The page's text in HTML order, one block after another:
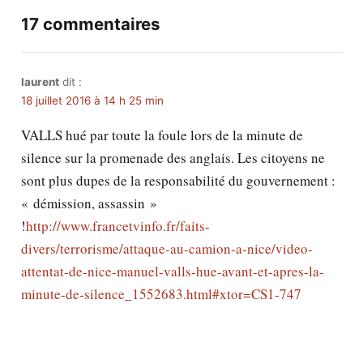
17 commentaires
laurent dit :
18 juillet 2016 à 14 h 25 min
VALLS hué par toute la foule lors de la minute de
silence sur la promenade des anglais. Les citoyens ne
sont plus dupes de la responsabilité du gouvernement :
« démission, assassin »
!http://www.francetvinfo.fr/faits-
divers/terrorisme/attaque-au-camion-a-nice/video-
attentat-de-nice-manuel-valls-hue-avant-et-apres-la-
minute-de-silence_1552683.html#xtor=CS1-747